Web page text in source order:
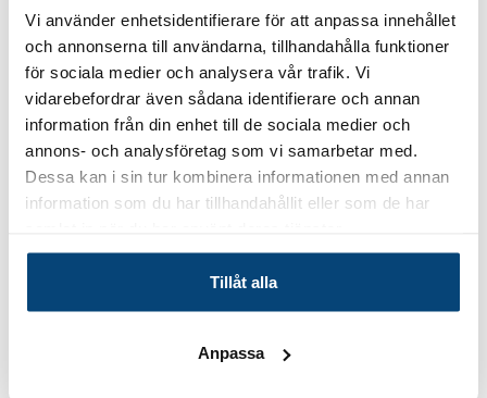
Vi använder enhetsidentifierare för att anpassa innehållet
och annonserna till användarna, tillhandahålla funktioner
för sociala medier och analysera vår trafik. Vi
vidarebefordrar även sådana identifierare och annan
information från din enhet till de sociala medier och
annons- och analysföretag som vi samarbetar med.
Dessa kan i sin tur kombinera informationen med annan
information som du har tillhandahållit eller som de har
Tillåt alla
Anpassa
Nyckelfunktioner:
En levande, dynamisk värld:Upplev ett ekosystem
med två ansikten. Se världen förvandlas från en brutal
ödemark där rovdjur slåss om knappa resurser, till ett
rikt och överflödande landskap fullt av liv när stormen
har lagt sig.
landskapet på ryggen av en Seikret. Detta smidiga
riddjur låter dig snabbt ta dig över svår terräng, glida
genom luften och till och med slipa vapen eller inta